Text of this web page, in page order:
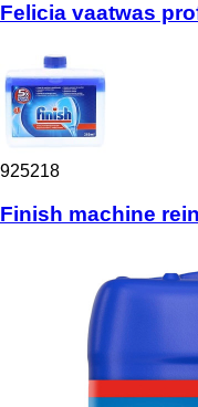
Felicia vaatwas
925218
Finish machine